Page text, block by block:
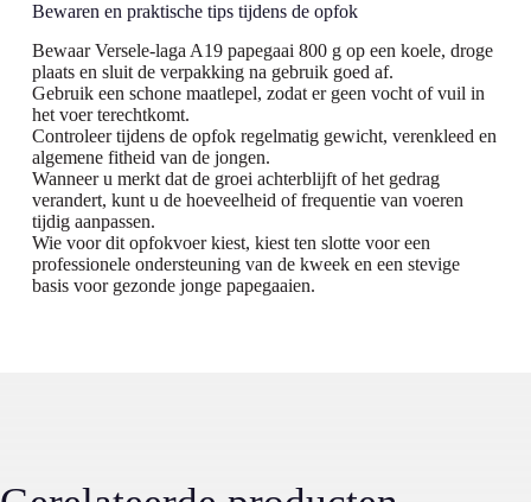
Bewaren en praktische tips tijdens de opfok
Bewaar Versele-laga A19 papegaai 800 g op een koele, droge
plaats en sluit de verpakking na gebruik goed af.
Gebruik een schone maatlepel, zodat er geen vocht of vuil in
het voer terechtkomt.
Controleer tijdens de opfok regelmatig gewicht, verenkleed en
algemene fitheid van de jongen.
Wanneer u merkt dat de groei achterblijft of het gedrag
verandert, kunt u de hoeveelheid of frequentie van voeren
tijdig aanpassen.
Wie voor dit opfokvoer kiest, kiest ten slotte voor een
professionele ondersteuning van de kweek en een stevige
basis voor gezonde jonge papegaaien.